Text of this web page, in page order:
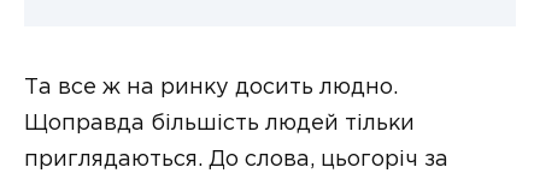
Та все ж на ринку досить людно.
Щоправда більшість людей тільки
приглядаються. До слова, цьогоріч за